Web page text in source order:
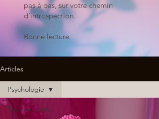
pas à pas, sur votre chemin
d'introspection.
Bonne lecture.
Articles
Tous les posts
Psychologie